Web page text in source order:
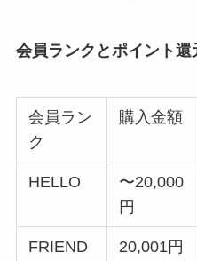
会員ランクとポイント還
会員ラン
ク
購入金額
HELLO
〜20,000
円
FRIEND
20,001円